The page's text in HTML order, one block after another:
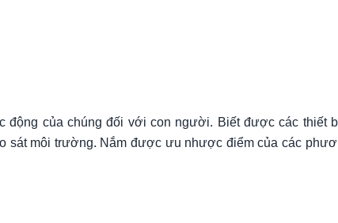
của chúng đối với con người. Biết được các thiết
môi trường. Nắm được ưu nhược điểm của các